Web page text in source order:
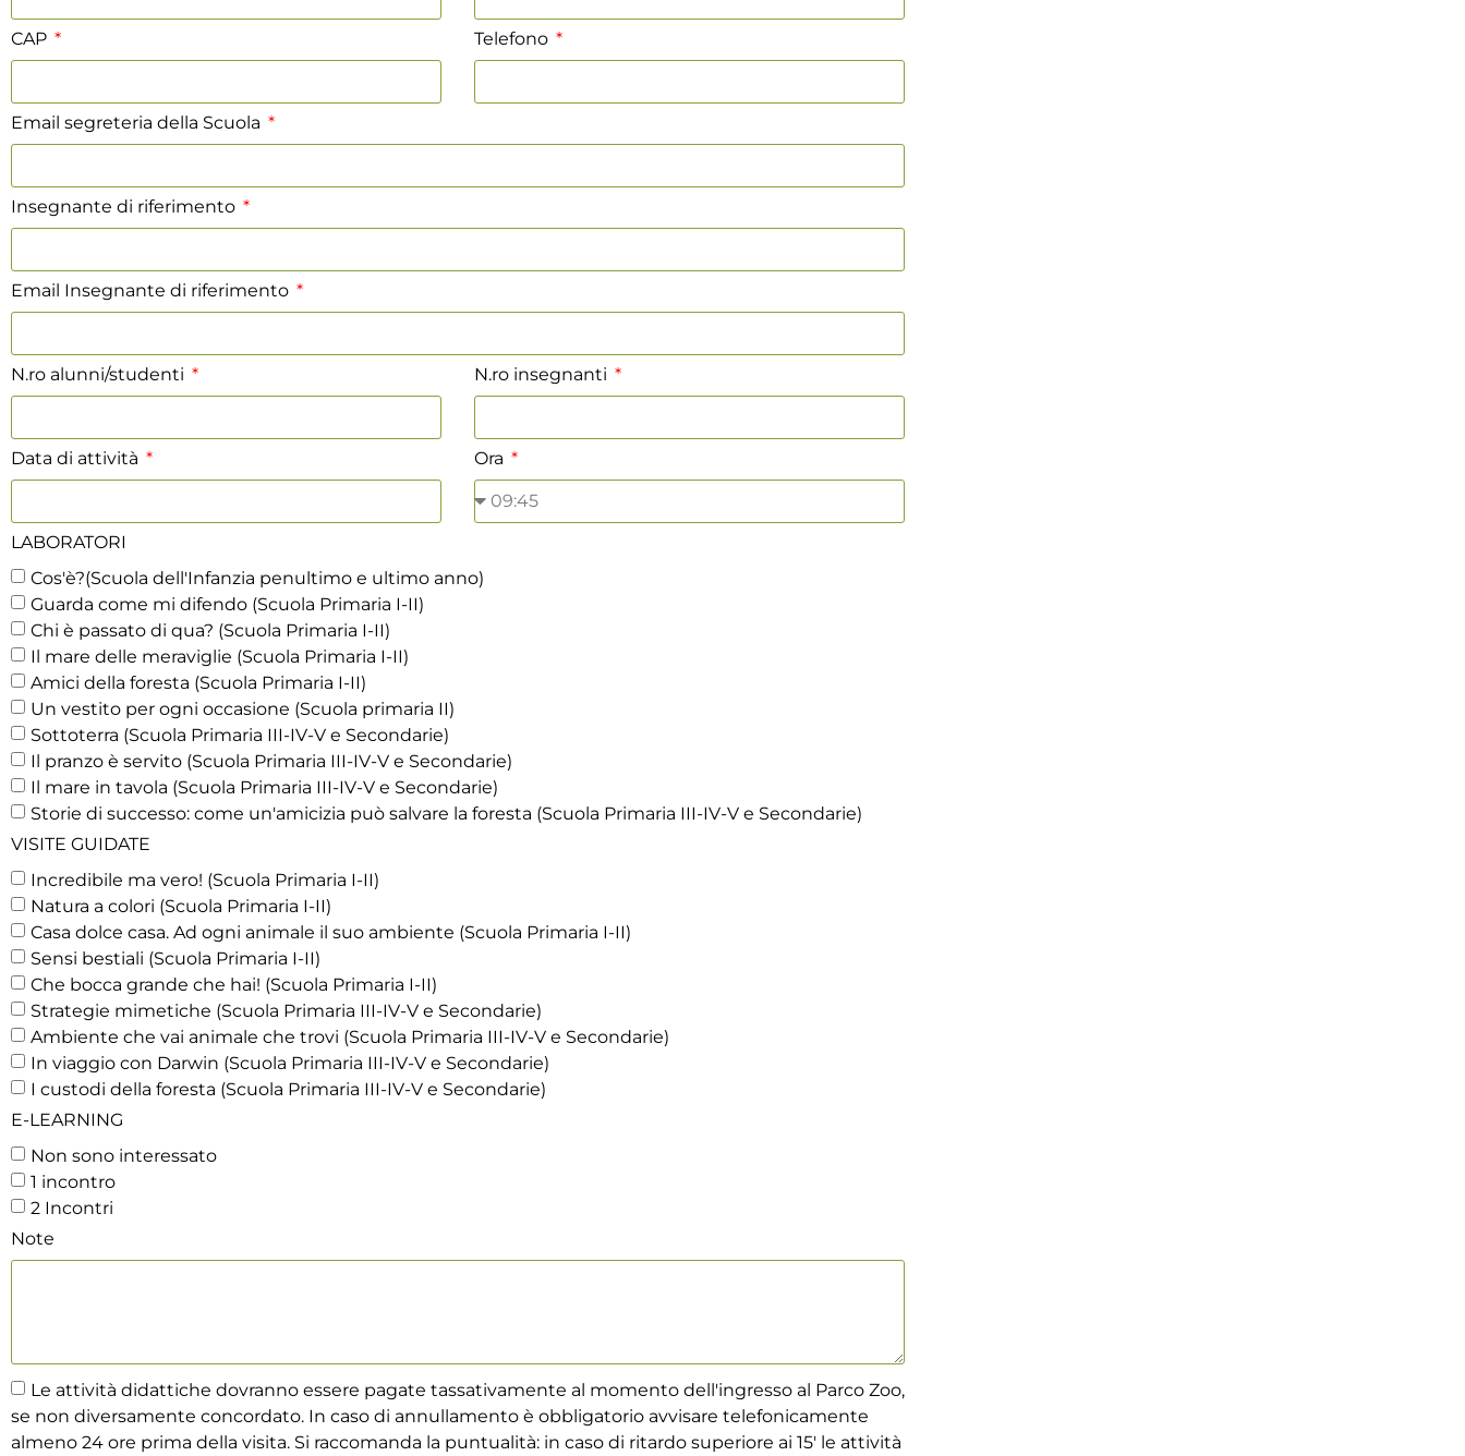
CAP Telefono
Email segreteria della Scuola
Insegnante di riferimento
Email Insegnante di riferimento
N.ro alunni/studenti N.ro insegnanti
Data di attività Ora
LABORATORI
Cos'è?(Scuola dell'Infanzia penultimo e ultimo anno)
Guarda come mi difendo (Scuola Primaria I-II)
Chi è passato di qua? (Scuola Primaria I-II)
Il mare delle meraviglie (Scuola Primaria I-II)
Amici della foresta (Scuola Primaria I-II)
Un vestito per ogni occasione (Scuola primaria II)
Sottoterra (Scuola Primaria III-IV-V e Secondarie)
Il pranzo è servito (Scuola Primaria III-IV-V e Secondarie)
Il mare in tavola (Scuola Primaria III-IV-V e Secondarie)
Storie di successo: come un'amicizia può salvare la foresta (Scuola Primaria III-IV-V e Secondarie)
VISITE GUIDATE
Incredibile ma vero! (Scuola Primaria I-II)
Natura a colori (Scuola Primaria I-II)
Casa dolce casa. Ad ogni animale il suo ambiente (Scuola Primaria I-II)
Sensi bestiali (Scuola Primaria I-II)
Che bocca grande che hai! (Scuola Primaria I-II)
Strategie mimetiche (Scuola Primaria III-IV-V e Secondarie)
Ambiente che vai animale che trovi (Scuola Primaria III-IV-V e Secondarie)
In viaggio con Darwin (Scuola Primaria III-IV-V e Secondarie)
I custodi della foresta (Scuola Primaria III-IV-V e Secondarie)
E-LEARNING
Non sono interessato
1 incontro
2 Incontri
Note
Le attività didattiche dovranno essere pagate tassativamente al momento dell'ingresso al Parco Zoo,
se non diversamente concordato. In caso di annullamento è obbligatorio avvisare telefonicamente
almeno 24 ore prima della visita. Si raccomanda la puntualità: in caso di ritardo superiore ai 15' le attività